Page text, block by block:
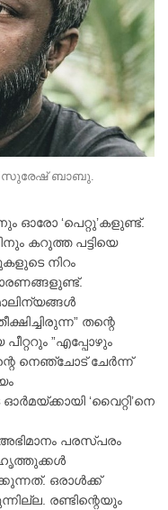
സുരേഷ് ബാബു.
ഓരോ ‘പെറ്റു’കളുണ്ട്.
കറുത്ത പട്ടിയെ
നിറം
തന്റെ
”എപ്പോഴും
നെഞ്ചോട് ചേർന്ന്
‘വൈറ്റി’നെ
പരസ്പരം
ഒരാൾക്ക്
രണ്ടിന്റെയും